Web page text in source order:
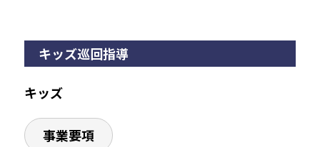
チーム紹介
キッズ巡回指導
キッズ
事業要項